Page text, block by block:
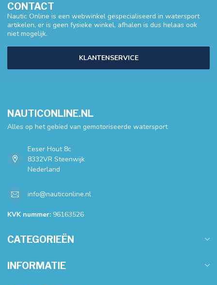
CONTACT
Nautic Online is een webwinkel gespecialiseerd in watersport
artikelen, er is geen fysieke winkel, afhalen is dus helaas ook
niet mogelijk.
KLANTENSERVICE
NAUTICONLINE.NL
Alles op het gebied van gemotoriseerde watersport
Eeser Hout 8c
8332VR Steenwijk
Nederland
info@nauticonline.nl
KVK nummer: 96163526
CATEGORIEËN
INFORMATIE